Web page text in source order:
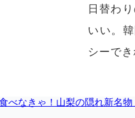
べなきゃ！山梨の隠れ新名物